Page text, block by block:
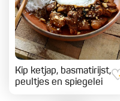
Kip ketjap, basmatirijst,
peultjes en spiegelei